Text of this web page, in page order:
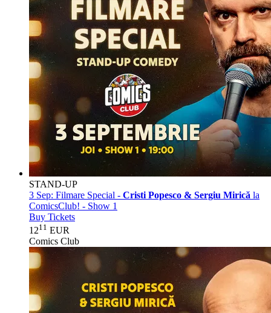
STAND-UP
3 Sep: Filmare Special - Cristi Popesco & Sergiu Mirică la
ComicsClub! - Show 1
Buy Tickets
1211 EUR
Comics Club